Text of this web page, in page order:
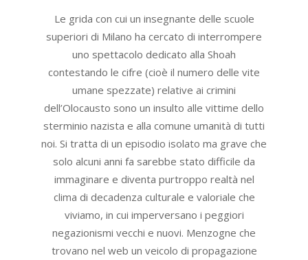
Le grida con cui un insegnante delle scuole
superiori di Milano ha cercato di interrompere
uno spettacolo dedicato alla Shoah
contestando le cifre (cioè il numero delle vite
umane spezzate) relative ai crimini
dell’Olocausto sono un insulto alle vittime dello
sterminio nazista e alla comune umanità di tutti
noi. Si tratta di un episodio isolato ma grave che
solo alcuni anni fa sarebbe stato difficile da
immaginare e diventa purtroppo realtà nel
clima di decadenza culturale e valoriale che
viviamo, in cui imperversano i peggiori
negazionismi vecchi e nuovi. Menzogne che
trovano nel web un veicolo di propagazione